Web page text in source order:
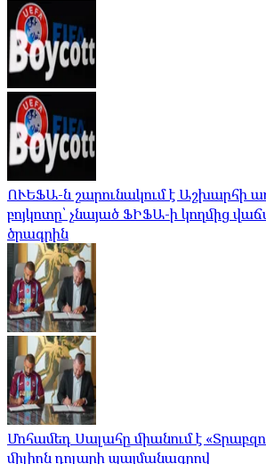
ՈՒԵՖԱ-ն շարունակում է Աշխարհի
բոյկոտը՝ չնայած ՖԻՖԱ-ի կողմից
ծրագրին
Մոհամեդ Սալահը միանում է
միլիոն դոլարի պայմանագրով